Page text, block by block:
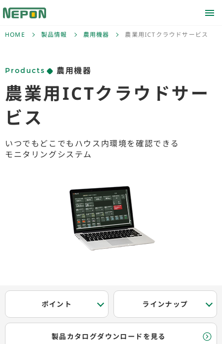
HOME 製品情報 農用機器 農業用ICTクラウドサービス
Products 農用機器
農業用ICTクラウドサー
ビス
いつでもどこでもハウス内環境を確認できる
モニタリングシステム
ポイント ラインナップ
製品カタログダウンロードを見る